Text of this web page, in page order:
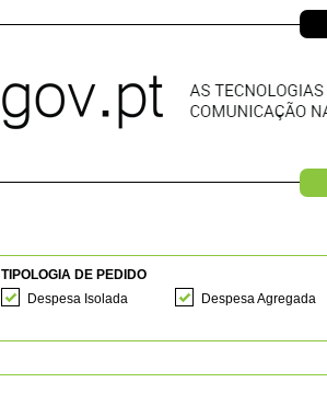
TIPOLOGIA DE PEDIDO
Despesa Isolada
Despesa Agregada